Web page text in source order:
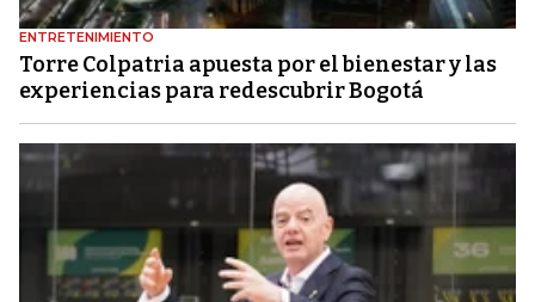
ENTRETENIMIENTO
Torre Colpatria apuesta por el bienestar y las
experiencias para redescubrir Bogotá